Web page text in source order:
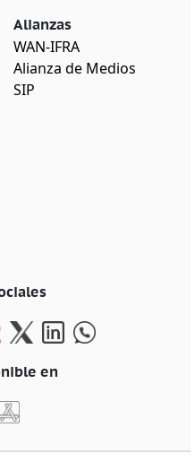
Alianzas
WAN-IFRA
Alianza de Medios
SIP
en